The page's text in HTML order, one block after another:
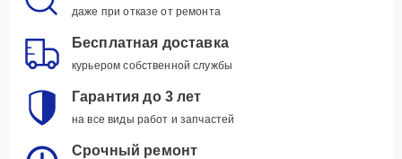
даже при отказе от ремонта
Бесплатная доставка
курьером собственной службы
Гарантия до 3 лет
на все виды работ и запчастей
Срочный ремонт